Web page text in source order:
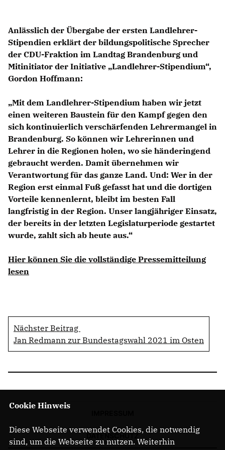
Anlässlich der Übergabe der ersten Landlehrer-
Stipendien erklärt der bildungspolitische Sprecher
der CDU-Fraktion im Landtag Brandenburg und
Mitinitiator der Initiative „Landlehrer-Stipendium“,
Gordon Hoffmann:
Mit dem Landlehrer-Stipendium haben wir jetzt
einen weiteren Baustein für den Kampf gegen den
sich kontinuierlich verschärfenden Lehrermangel in
Brandenburg. So können wir Lehrerinnen und
Lehrer in die Regionen holen, wo sie händeringend
gebraucht werden. Damit übernehmen wir
Verantwortung für das ganze Land. Und: Wer in der
Region erst einmal Fuß gefasst hat und die dortigen
Vorteile kennenlernt, bleibt im besten Fall
langfristig in der Region. Unser langjähriger Einsatz,
der bereits in der letzten Legislaturperiode gestartet
wurde, zahlt sich ab heute aus.“
Hier können Sie die vollständige Pressemitteilung
lesen
Nächster Beitrag
Jan Redmann zur Bundestagswahl 2021 im Osten
Cookie Hinweis
Diese Webseite verwendet Cookies, die notwendig
sind, um die Webseite zu nutzen. Weiterhin